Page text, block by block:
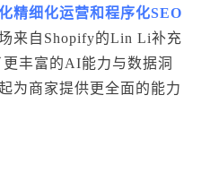
精细化运营和程序化SEO
来自Shopify的Lin Li补充
丰富的AI能力与数据洞
为商家提供更全面的能力